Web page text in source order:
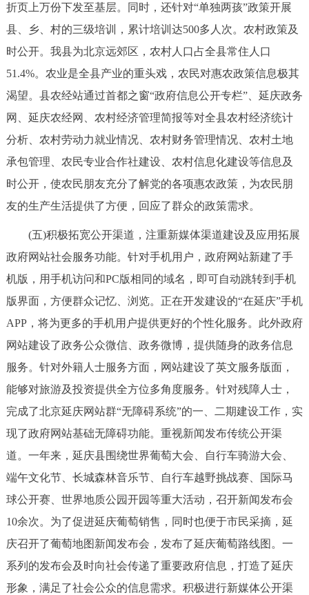
折页上万份下发至基层。同时，还针对“单独两孩”政策开展
县、乡、村的三级培训，累计培训达500多人次。农村政策及
时公开。我县为北京远郊区，农村人口占全县常住人口
51.4%。农业是全县产业的重头戏，农民对惠农政策信息极其
渴望。县农经站通过首都之窗“政府信息公开专栏”、延庆政务
网、延庆农经网、农村经济管理简报等对全县农村经济统计
分析、农村劳动力就业情况、农村财务管理情况、农村土地
承包管理、农民专业合作社建设、农村信息化建设等信息及
时公开，使农民朋友充分了解党的各项惠农政策，为农民朋
友的生产生活提供了方便，回应了群众的政策需求。
(五)积极拓宽公开渠道，注重新媒体渠道建设及应用拓展
政府网站社会服务功能。针对手机用户，政府网站新建了手
机版，用手机访问和PC版相同的域名，即可自动跳转到手机
版界面，方便群众记忆、浏览。正在开发建设的“在延庆”手机
APP，将为更多的手机用户提供更好的个性化服务。此外政府
网站建设了政务公众微信、政务微博，提供随身的政务信息
服务。针对外籍人士服务方面，网站建设了英文服务版面，
能够对旅游及投资提供全方位多角度服务。针对残障人士，
完成了北京延庆网站群“无障碍系统”的一、二期建设工作，实
现了政府网站基础无障碍功能。重视新闻发布传统公开渠
道。一年来，延庆县围绕世界葡萄大会、自行车骑游大会、
端午文化节、长城森林音乐节、自行车越野挑战赛、国际马
球公开赛、世界地质公园开园等重大活动，召开新闻发布会
10余次。为了促进延庆葡萄销售，同时也便于市民采摘，延
庆召开了葡萄地图新闻发布会，发布了延庆葡萄路线图。一
系列的发布会及时向社会传递了重要政府信息，打造了延庆
形象，满足了社会公众的信息需求。积极进行新媒体公开渠